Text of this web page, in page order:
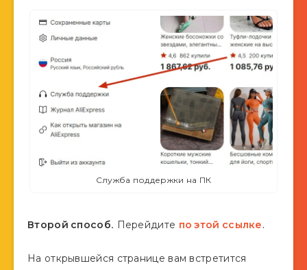
Служба поддержки на ПК
Второй способ. Перейдите по этой ссылке.
На открывшейся странице вам встретится